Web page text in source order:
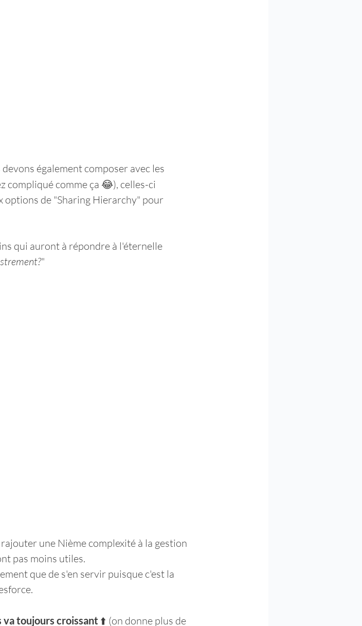
également composer avec les
compliqué comme ça 😂), celles-ci
options de "Sharing Hierarchy" pour
qui auront à répondre à l'éternelle
"
une Nième complexité à la gestion
pas moins utiles.
que de s'en servir puisque c'est la
va toujours croissant ⬆️ (on donne plus de